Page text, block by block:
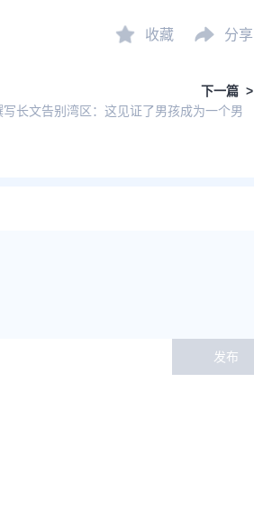
收藏 分享
下一篇 >
长文告别湾区：这见证了男孩成为一个男
发布